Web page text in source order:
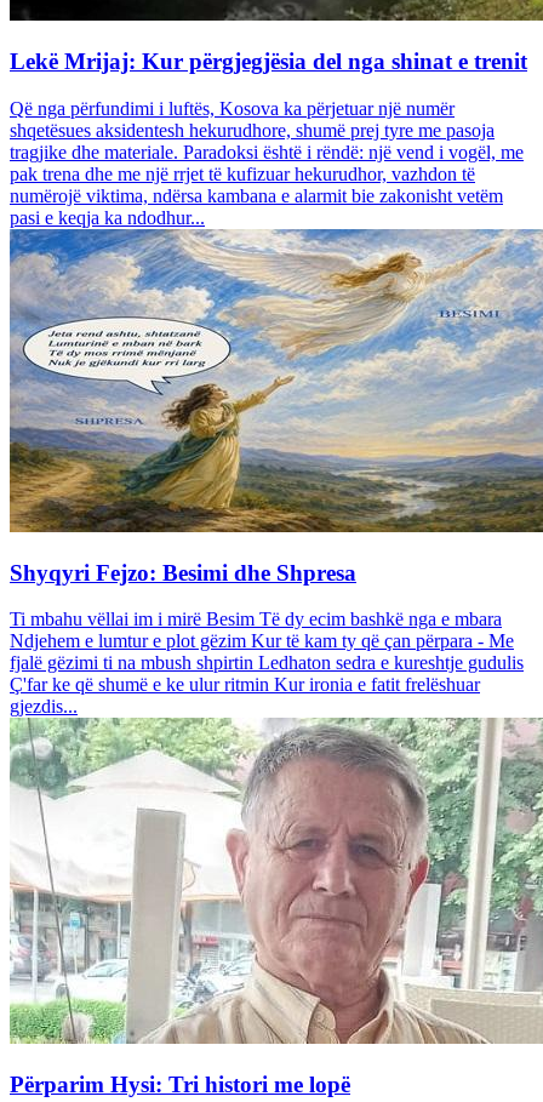
Lekë Mrijaj: Kur përgjegjësia del nga shinat e trenit
Që nga përfundimi i luftës, Kosova ka përjetuar një numër
shqetësues aksidentesh hekurudhore, shumë prej tyre me pasoja
tragjike dhe materiale. Paradoksi është i rëndë: një vend i vogël, me
pak trena dhe me një rrjet të kufizuar hekurudhor, vazhdon të
numërojë viktima, ndërsa kambana e alarmit bie zakonisht vetëm
pasi e keqja ka ndodhur...
Shyqyri Fejzo: Besimi dhe Shpresa
Ti mbahu vëllai im i mirë Besim Të dy ecim bashkë nga e mbara
Ndjehem e lumtur e plot gëzim Kur të kam ty që çan përpara - Me
fjalë gëzimi ti na mbush shpirtin Ledhaton sedra e kureshtje gudulis
Ç'far ke që shumë e ke ulur ritmin Kur ironia e fatit frelëshuar
gjezdis...
Përparim Hysi: Tri histori me lopë